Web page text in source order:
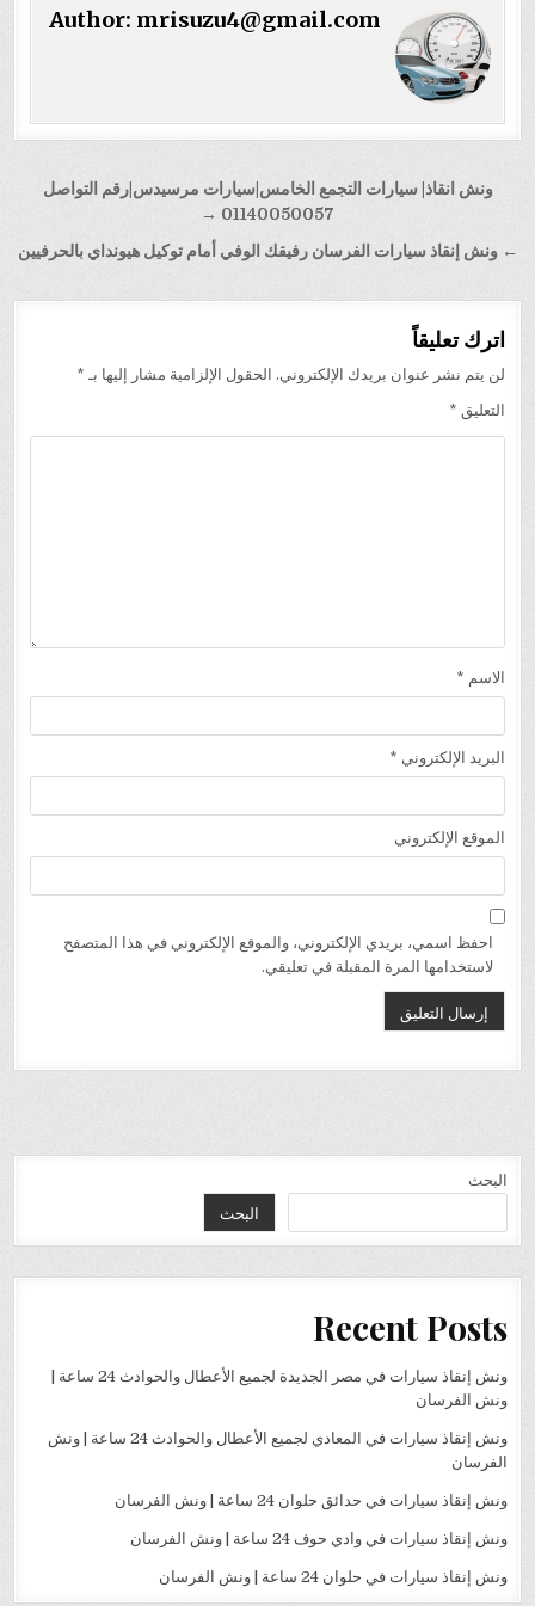
Author: mrisuzu4@gmail.com
تصفّح
ونش انقاذ| سيارات التجمع الخامس|سيارات مرسيدس|رقم التواصل
01140050057 →
← ونش إنقاذ سيارات الفرسان رفيقك الوفي أمام توكيل هيونداي بالحرفيين
اترك تعليقاً
لن يتم نشر عنوان بريدك الإلكتروني. الحقول الإلزامية مشار إليها بـ *
التعليق *
الاسم *
البريد الإلكتروني *
الموقع الإلكتروني
احفظ اسمي، بريدي الإلكتروني، والموقع الإلكتروني في هذا المتصفح
لاستخدامها المرة المقبلة في تعليقي.
البحث
البحث
Recent Posts
ونش إنقاذ سيارات في مصر الجديدة لجميع الأعطال والحوادث 24 ساعة |
ونش الفرسان
ونش إنقاذ سيارات في المعادي لجميع الأعطال والحوادث 24 ساعة | ونش
الفرسان
ونش إنقاذ سيارات في حدائق حلوان 24 ساعة | ونش الفرسان
ونش إنقاذ سيارات في وادي حوف 24 ساعة | ونش الفرسان
ونش إنقاذ سيارات في حلوان 24 ساعة | ونش الفرسان